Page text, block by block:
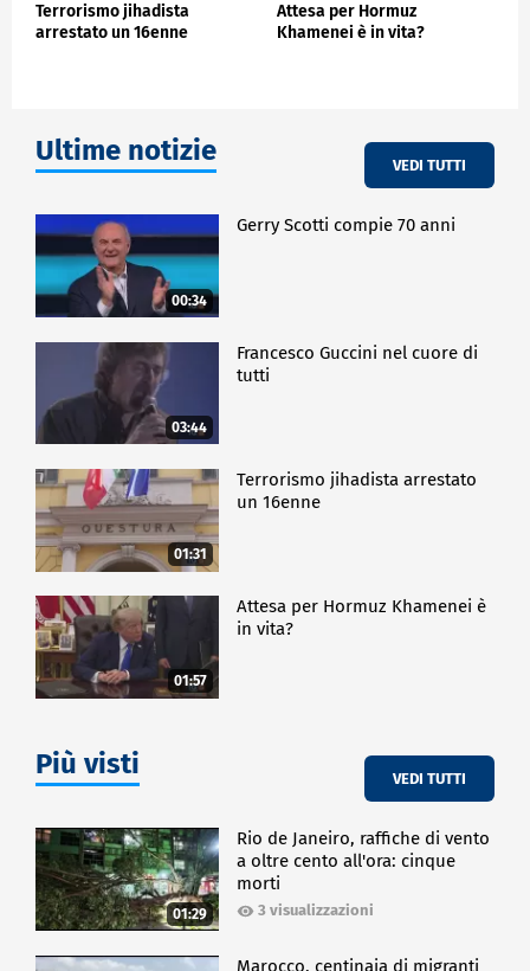
Terrorismo jihadista
arrestato un 16enne
Attesa per Hormuz
Khamenei è in vita?
Ultime notizie VEDI TUTTI
00:34
Gerry Scotti compie 70 anni
03:44
Francesco Guccini nel cuore di
tutti
01:31
Terrorismo jihadista arrestato
un 16enne
01:57
Attesa per Hormuz Khamenei è
in vita?
Più visti VEDI TUTTI
01:29
Rio de Janeiro, raffiche di vento
a oltre cento all'ora: cinque
morti
3 visualizzazioni
Marocco, centinaia di migranti